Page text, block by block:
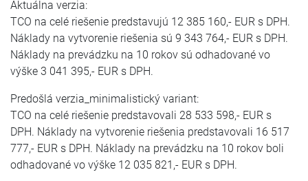
Aktuálna verzia:
TCO na celé riešenie predstavujú 12 385 160,- EUR s DPH.
Náklady na vytvorenie riešenia sú 9 343 764,- EUR s DPH.
Náklady na prevádzku na 10 rokov sú odhadované vo
výške 3 041 395,- EUR s DPH.
Predošlá verzia_minimalistický variant:
TCO na celé riešenie predstavovali 28 533 598,- EUR s
DPH. Náklady na vytvorenie riešenia predstavovali 16 517
777,- EUR s DPH. Náklady na prevádzku na 10 rokov boli
odhadované vo výške 12 035 821,- EUR s DPH.